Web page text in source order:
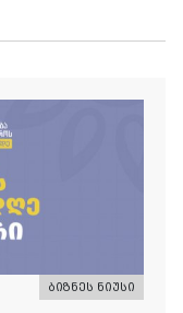
ბიზნეს ნიუსი